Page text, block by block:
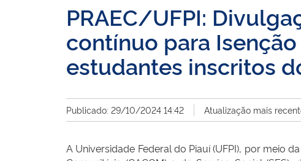
PRAEC/UFPI:
contínuo para
estudantes inscritos
Publicado: 29/10/2024 14:42 Atualização mais
A Universidade Federal do Piauí (UFPI), por meio